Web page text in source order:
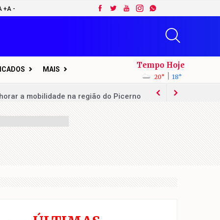
+A -
MAIS
Tempo Hoje
20° 18°
a mobilidade na região do Picerno
em Sumaré
de 60 vagas de emprego